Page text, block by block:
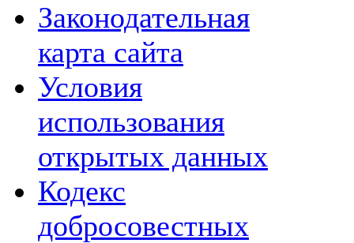
Законодательная
карта сайта
Условия
использования
открытых данных
Кодекс
добросовестных